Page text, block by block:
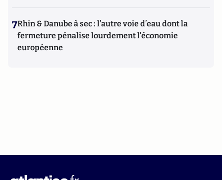
7Rhin & Danube à sec : l’autre voie d’eau dont la
fermeture pénalise lourdement l’économie
européenne